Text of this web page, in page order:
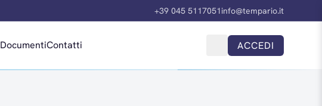
+39 045 5117051info@tempario.it
DocumentiContatti ACCEDI